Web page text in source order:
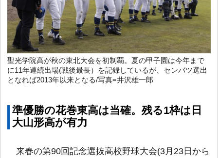
聖光学院高が秋の東北大会を初制覇。夏の甲子園は今年まで
に11年連続出場(戦後最長）を記録しているが、センバツ選出
となれば2013年以来となる/写真=井沢雄一郎
準優勝の花巻東高は当確。残る1枠は日
大山形高が有力
来春の第90回記念選抜高校野球大会(3月23日から